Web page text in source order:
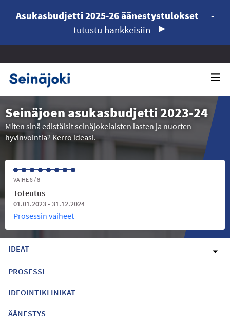
Asukasbudjetti 2025-26 äänestystulokset
-
tutustu hankkeisiin
Seinäjoen asukasbudjetti 2023-24
Miten sinä edistäisit seinäjokelaisten lasten ja nuorten
hyvinvointia? Kerro ideasi.
VAIHE 8 / 8
Toteutus
01.01.2023 - 31.12.2024
Prosessin vaiheet
IDEAT
PROSESSI
IDEOINTIKLINIKAT
ÄÄNESTYS